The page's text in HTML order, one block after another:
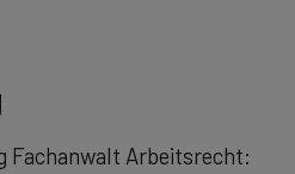
Fachanwalt Arbeitsrecht: